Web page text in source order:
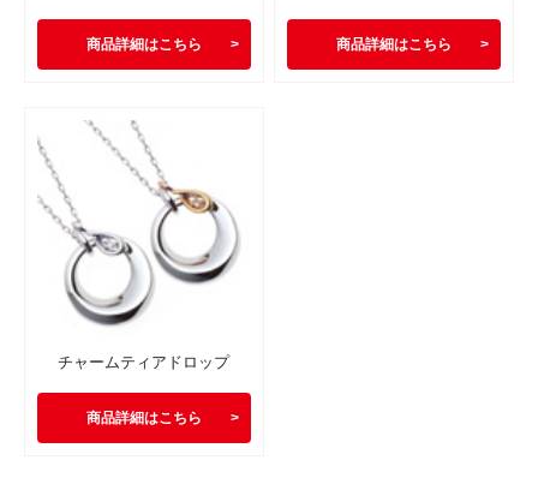
商品詳細はこちら 商品詳細はこちら
チャームティアドロップ
商品詳細はこちら